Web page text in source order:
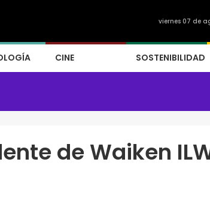
viernes 07 de
CINE SOSTENIBILIDAD
de Waiken